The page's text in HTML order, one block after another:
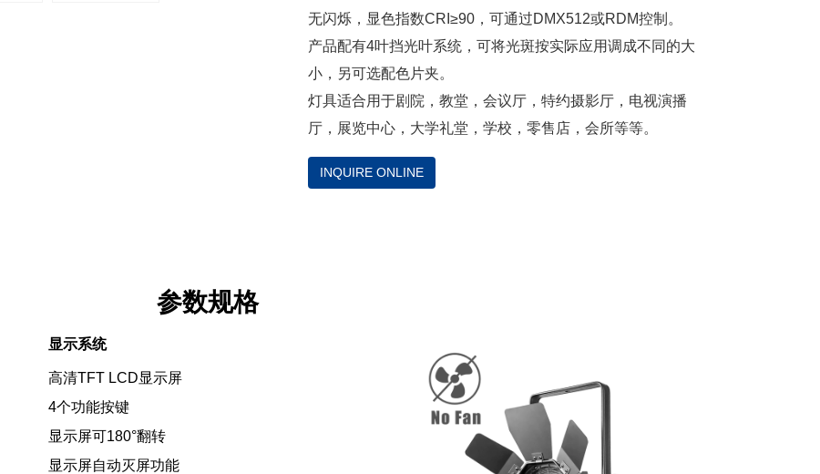
无闪烁，显色指数CRI≥90，可通过DMX512或RDM控制。
产品配有4叶挡光叶系统，可将光斑按实际应用调成不同的大
小，另可选配色片夹。
灯具适合用于剧院，教堂，会议厅，特约摄影厅，电视演播
厅，展览中心，大学礼堂，学校，零售店，会所等等。
INQUIRE ONLINE
参数规格
显示系统
高清TFT LCD显示屏
4个功能按键
显示屏可180°翻转
显示屏自动灭屏功能